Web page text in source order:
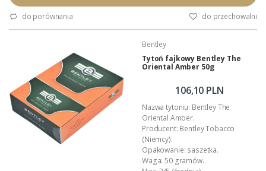
Nakład: regularna produkcja.
Podana wartość to: cena za jedno
opakowanie.
do porównania do przechowalni
Bentley
Tytoń fajkowy Bentley The
Oriental Amber 50g
106,10 PLN
Nazwa tytoniu: Bentley The
Oriental Amber.
Producent: Bentley Tobacco
(Niemcy).
Opakowanie: saszetka.
Waga: 50 gramów.